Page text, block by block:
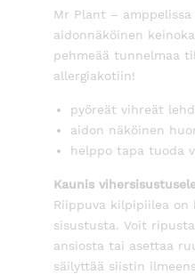
Mr Plant –
aidonnäköinen
pehmeää tunnelmaa
allergiakotiin!
pyöreät vihreät
aidon näköinen
helppo tapa tuoda
Kaunis
Riippuva kilpipiilea on
sisustusta. Voit
ansiosta tai asettaa
säilyttää siistin